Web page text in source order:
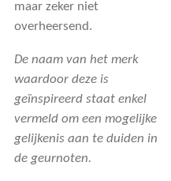
maar zeker niet
overheersend.
De naam van het merk
waardoor deze is
geïnspireerd staat enkel
vermeld om een mogelijke
gelijkenis aan te duiden in
de geurnoten.